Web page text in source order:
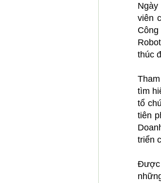
viên
thúc
tìm
tổ
tiên
triển
Được